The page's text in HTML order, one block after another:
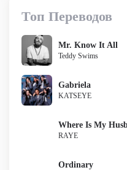
Топ Переводов
Mr. Know It All
Teddy Swims
Gabriela
KATSEYE
Where Is My
RAYE
Ordinary